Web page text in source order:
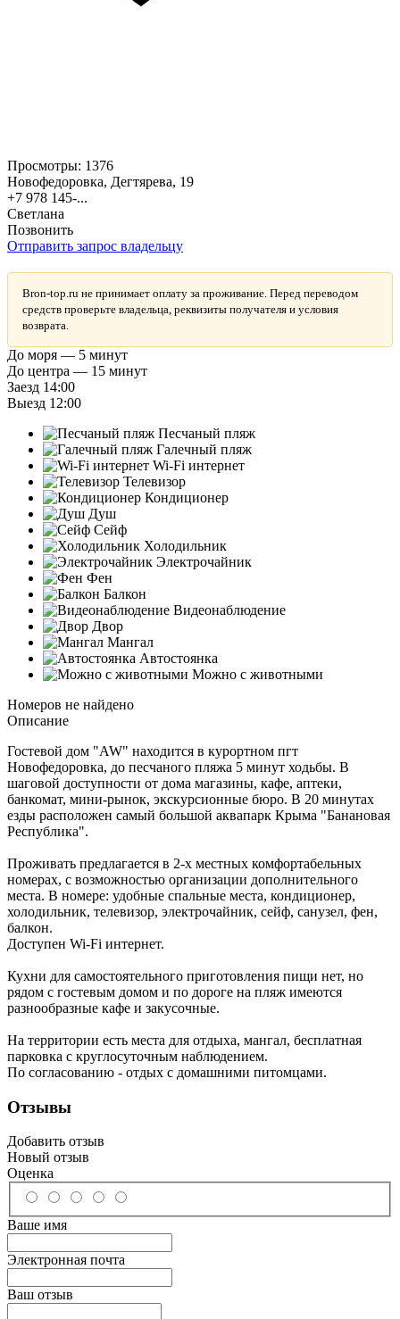
Просмотры: 1376
Новофедоровка, Дегтярева, 19
+7 978 145-...
Светлана
Позвонить
Отправить запрос владельцу
Bron-top.ru не принимает оплату за проживание. Перед переводом
средств проверьте владельца, реквизиты получателя и условия
возврата.
До моря — 5 минут
До центра — 15 минут
Заезд 14:00
Выезд 12:00
Песчаный пляж
Галечный пляж
Wi-Fi интернет
Телевизор
Кондиционер
Душ
Сейф
Холодильник
Электрочайник
Фен
Балкон
Видеонаблюдение
Двор
Мангал
Автостоянка
Можно с животными
Номеров не найдено
Описание
Гостевой дом "AW" находится в курортном пгт
Новофедоровка, до песчаного пляжа 5 минут ходьбы. В
шаговой доступности от дома магазины, кафе, аптеки,
банкомат, мини-рынок, экскурсионные бюро. В 20 минутах
езды расположен самый большой аквапарк Крыма "Банановая
Республика".
Проживать предлагается в 2-х местных комфортабельных
номерах, с возможностью организации дополнительного
места. В номере: удобные спальные места, кондиционер,
холодильник, телевизор, электрочайник, сейф, санузел, фен,
балкон.
Доступен Wi-Fi интернет.
Кухни для самостоятельного приготовления пищи нет, но
рядом с гостевым домом и по дороге на пляж имеются
разнообразные кафе и закусочные.
На территории есть места для отдыха, мангал, бесплатная
парковка с круглосуточным наблюдением.
По согласованию - отдых с домашними питомцами.
Отзывы
Добавить отзыв
Новый отзыв
Оценка
Ваше имя
Электронная почта
Ваш отзыв